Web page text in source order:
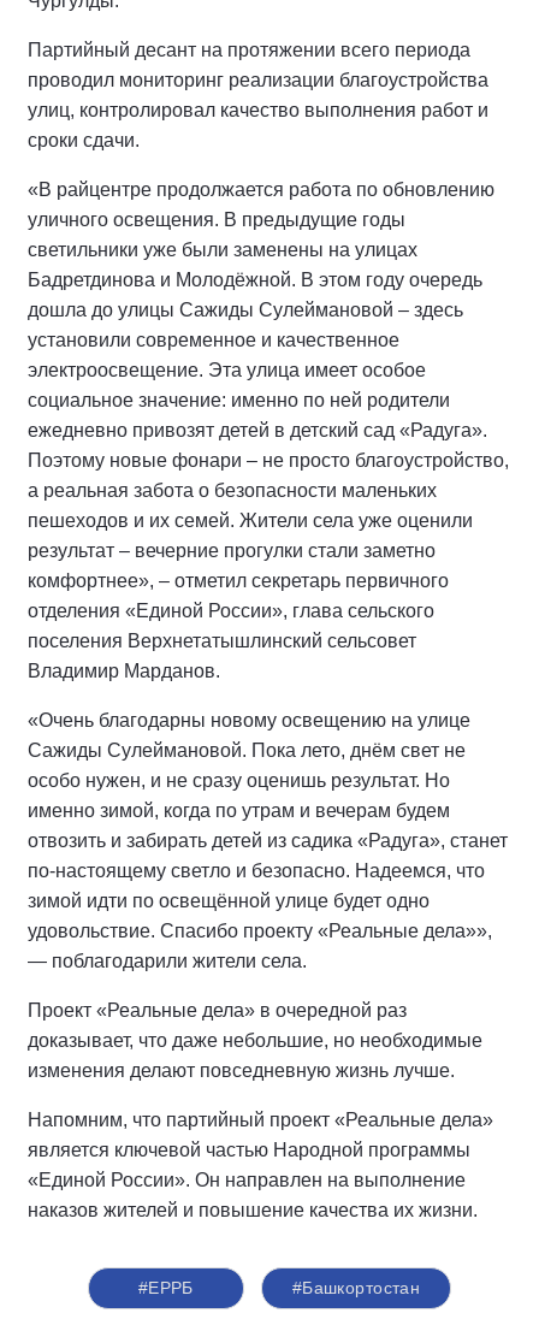
Партийный десант на протяжении всего периода
проводил мониторинг реализации благоустройства
улиц, контролировал качество выполнения работ и
сроки сдачи.
«В райцентре продолжается работа по обновлению
уличного освещения. В предыдущие годы
светильники уже были заменены на улицах
Бадретдинова и Молодёжной. В этом году очередь
дошла до улицы Сажиды Сулеймановой – здесь
установили современное и качественное
электроосвещение. Эта улица имеет особое
социальное значение: именно по ней родители
ежедневно привозят детей в детский сад «Радуга».
Поэтому новые фонари – не просто благоустройство,
а реальная забота о безопасности маленьких
пешеходов и их семей. Жители села уже оценили
результат – вечерние прогулки стали заметно
комфортнее», – отметил секретарь первичного
отделения «Единой России», глава сельского
поселения Верхнетатышлинский сельсовет
Владимир Марданов.
«Очень благодарны новому освещению на улице
Сажиды Сулеймановой. Пока лето, днём свет не
особо нужен, и не сразу оценишь результат. Но
именно зимой, когда по утрам и вечерам будем
отвозить и забирать детей из садика «Радуга», станет
по-настоящему светло и безопасно. Надеемся, что
зимой идти по освещённой улице будет одно
удовольствие. Спасибо проекту «Реальные дела»»,
— поблагодарили жители села.
Проект «Реальные дела» в очередной раз
доказывает, что даже небольшие, но необходимые
изменения делают повседневную жизнь лучше.
Напомним, что партийный проект «Реальные дела»
является ключевой частью Народной программы
«Единой России». Он направлен на выполнение
наказов жителей и повышение качества их жизни.
#ЕРРБ #Башкортостан